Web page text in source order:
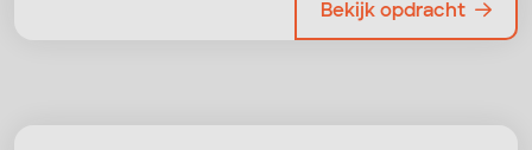
Bekijk opdracht